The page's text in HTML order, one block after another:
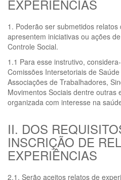
EXPERIÊNCIAS
1. Poderão ser submetidos relatos
apresentem iniciativas ou ações
Controle Social.
1.1 Para esse instrutivo,
Comissões Intersetoriais de
Associações de Trabalhadores,
Movimentos Sociais dentre outras
organizada com interesse na
II. DOS
INSCRIÇÃO DE
EXPERIÊNCIAS
2.1. Serão aceitos relatos de